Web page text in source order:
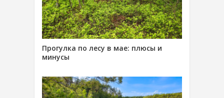
Прогулка по лесу в мае: плюсы и
минусы